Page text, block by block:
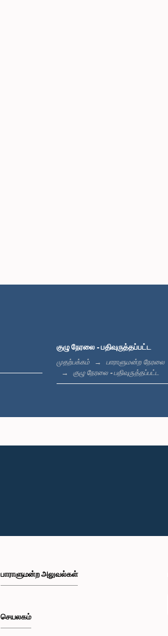
குழு நேரலை - பதிவுருத்தப்பட்ட
முதற்பக்கம்
பாராளுமன்ற நேரலை
குழு நேரலை - பதிவுருத்தப்பட்ட
பாராளுமன்ற அலுவல்கள்
செயலகம்